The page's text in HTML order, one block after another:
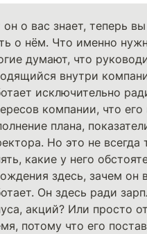
он о вас знает, теперь
о нём. Что именно
думают, что
внутри
исключительно
компании, что его
плана,
Но это не всегда
какие у него
здесь, зачем он
Он здесь ради
акций? Или просто
потому что его